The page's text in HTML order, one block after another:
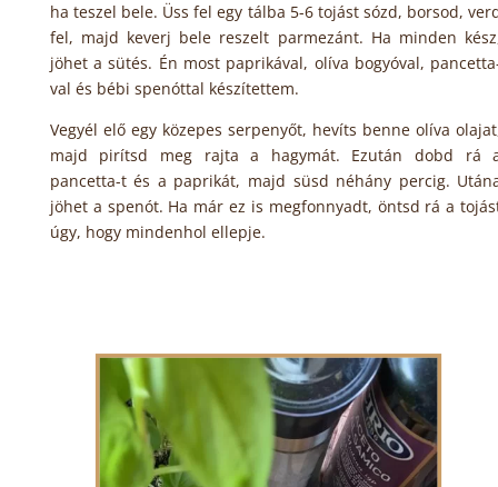
ha teszel bele. Üss fel egy tálba 5-6 tojást sózd, borsod,
fel, majd keverj bele reszelt parmezánt. Ha minden
jöhet a sütés. Én most paprikával, olíva bogyóval,
val és bébi spenóttal készítettem.
Vegyél elő egy közepes serpenyőt, hevíts benne olíva
majd pirítsd meg rajta a hagymát. Ezután dobd rá
pancetta-t és a paprikát, majd süsd néhány percig.
jöhet a spenót. Ha már ez is megfonnyadt, öntsd rá a
úgy, hogy mindenhol ellepje.